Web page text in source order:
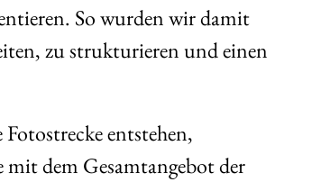
So wurden wir damit
zu strukturieren und einen
entstehen,
dem Gesamtangebot der